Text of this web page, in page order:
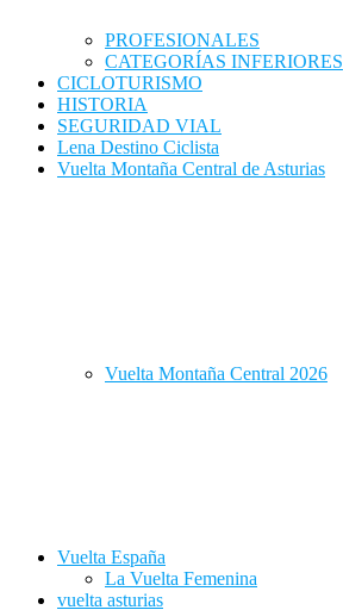
PROFESIONALES
CATEGORÍAS INFERIORES
CICLOTURISMO
HISTORIA
SEGURIDAD VIAL
Lena Destino Ciclista
Vuelta Montaña Central de Asturias
Vuelta Montaña Central 2026
Vuelta España
La Vuelta Femenina
vuelta asturias